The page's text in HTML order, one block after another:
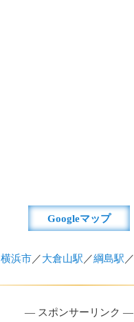
Googleマップ
横浜市／大倉山駅 ／綱島駅 ／
― スポンサーリンク ―